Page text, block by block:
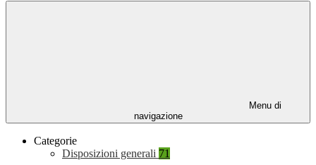
Menu di
navigazione
Categorie
Disposizioni generali 71